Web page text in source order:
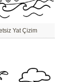
Yat Çizim